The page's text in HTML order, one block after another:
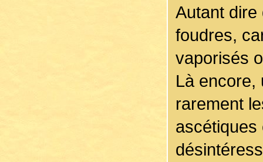
Autant dire
foudres,
vaporisés
Là encore,
rarement
ascétiques